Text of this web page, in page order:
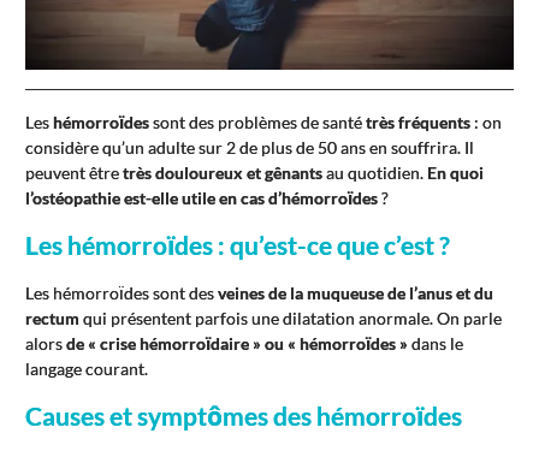
Leshémorroïdessont des problèmes de santétrès fréquents : on
considère qu’un adulte sur 2 de plus de 50 ans en souffrira. Il
peuvent êtretrès douloureux et gênantsau quotidien. En quoi
l’ostéopathie est-elle utile en cas d’hémorroïdes?
Les hémorroïdes : qu’est-ce que c’est ?
Les hémorroïdes sont desveines de la muqueuse de l’anus et du
rectum qui présentent parfois une dilatation anormale. On parle
alorsde « crise hémorroïdaire » ou « hémorroïdes » dans le
langage courant.
Causes et symptômes des hémorroïdes